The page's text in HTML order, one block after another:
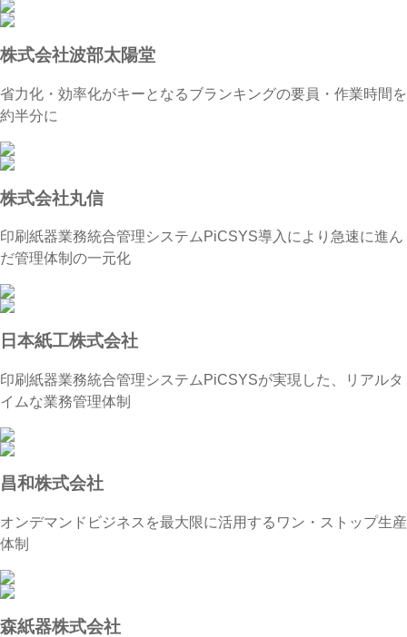
株式会社波部太陽堂
省力化・効率化がキーとなるブランキングの要員・作業時間を
約半分に
株式会社丸信
印刷紙器業務統合管理システムPiCSYS導入により急速に進ん
だ管理体制の一元化
日本紙工株式会社
印刷紙器業務統合管理システムPiCSYSが実現した、リアルタ
イムな業務管理体制
昌和株式会社
オンデマンドビジネスを最大限に活用するワン・ストップ生産
体制
森紙器株式会社